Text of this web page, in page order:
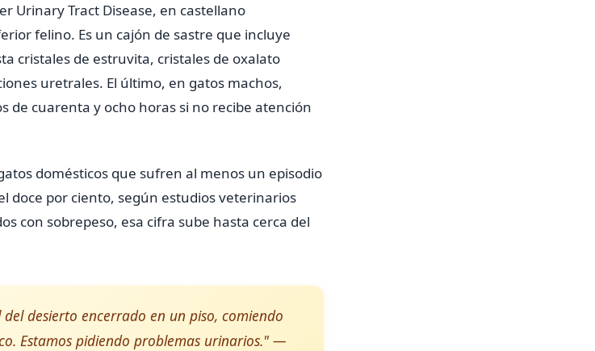
Urinary Tract Disease, en castellano
felino. Es un cajón de sastre que incluye
cristales de estruvita, cristales de oxalato
uretrales. El último, en gatos machos,
de cuarenta y ocho horas si no recibe atención
domésticos que sufren al menos un episodio
doce por ciento, según estudios veterinarios
con sobrepeso, esa cifra sube hasta cerca del
desierto encerrado en un piso, comiendo
Estamos pidiendo problemas urinarios." —